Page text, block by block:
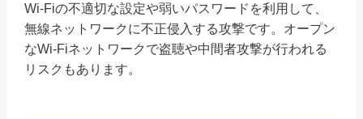
Wi-Fiの不適切な設定や弱いパスワードを利用して、
無線ネットワークに不正侵入する攻撃です。オープン
なWi-Fiネットワークで盗聴や中間者攻撃が行われる
リスクもあります。